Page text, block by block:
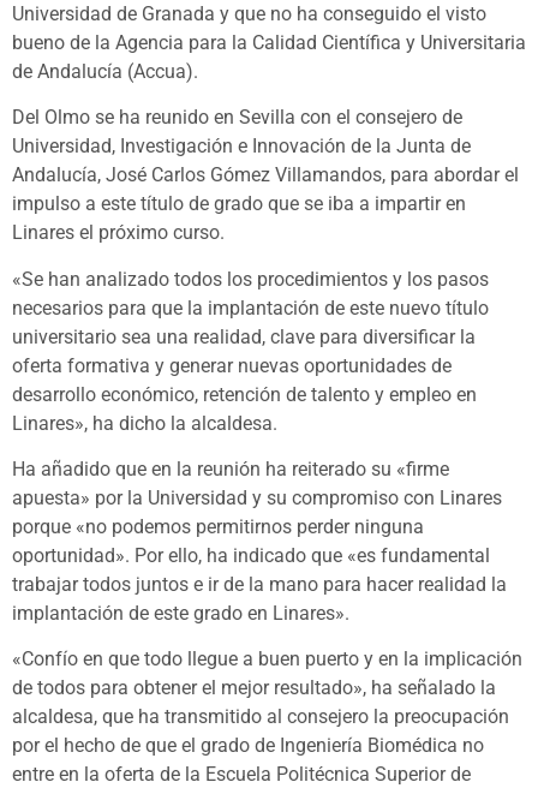
Universidad de Granada y que no ha conseguido el visto
bueno de la Agencia para la Calidad Científica y Universitaria
de Andalucía (Accua).
Del Olmo se ha reunido en Sevilla con el consejero de
Universidad, Investigación e Innovación de la Junta de
Andalucía, José Carlos Gómez Villamandos, para abordar el
impulso a este título de grado que se iba a impartir en
Linares el próximo curso.
«Se han analizado todos los procedimientos y los pasos
necesarios para que la implantación de este nuevo título
universitario sea una realidad, clave para diversificar la
oferta formativa y generar nuevas oportunidades de
desarrollo económico, retención de talento y empleo en
Linares», ha dicho la alcaldesa.
Ha añadido que en la reunión ha reiterado su «firme
apuesta» por la Universidad y su compromiso con Linares
porque «no podemos permitirnos perder ninguna
oportunidad». Por ello, ha indicado que «es fundamental
trabajar todos juntos e ir de la mano para hacer realidad la
implantación de este grado en Linares».
«Confío en que todo llegue a buen puerto y en la implicación
de todos para obtener el mejor resultado», ha señalado la
alcaldesa, que ha transmitido al consejero la preocupación
por el hecho de que el grado de Ingeniería Biomédica no
entre en la oferta de la Escuela Politécnica Superior de